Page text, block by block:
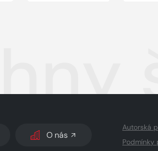
O nás
Autorská
Podmínky